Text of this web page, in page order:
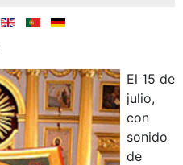
El 15 de
julio,
con
sonido
de